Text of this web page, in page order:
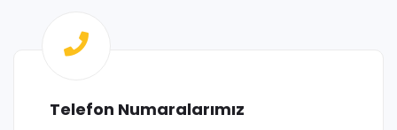
Telefon Numaralarımız